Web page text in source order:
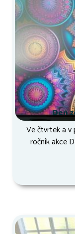
Den
Ve čtvrtek a v
ročník akce